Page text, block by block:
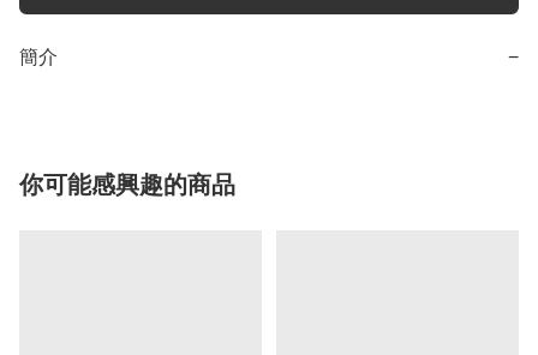
簡介 −
你可能感興趣的商品